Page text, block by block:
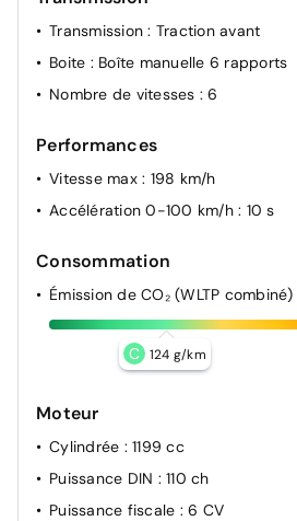
Transmission: Traction avant
Boite : Boîte manuelle 6 rapports
Nombre de vitesses : 6
Performances
Vitesse max : 198 km/h
Accélération 0-100 km/h : 10 s
Consommation
Émission de CO₂ (WLTP combiné)
C 124 g/km
Moteur
Cylindrée : 1199 cc
Puissance DIN : 110 ch
Puissance fiscale : 6 CV